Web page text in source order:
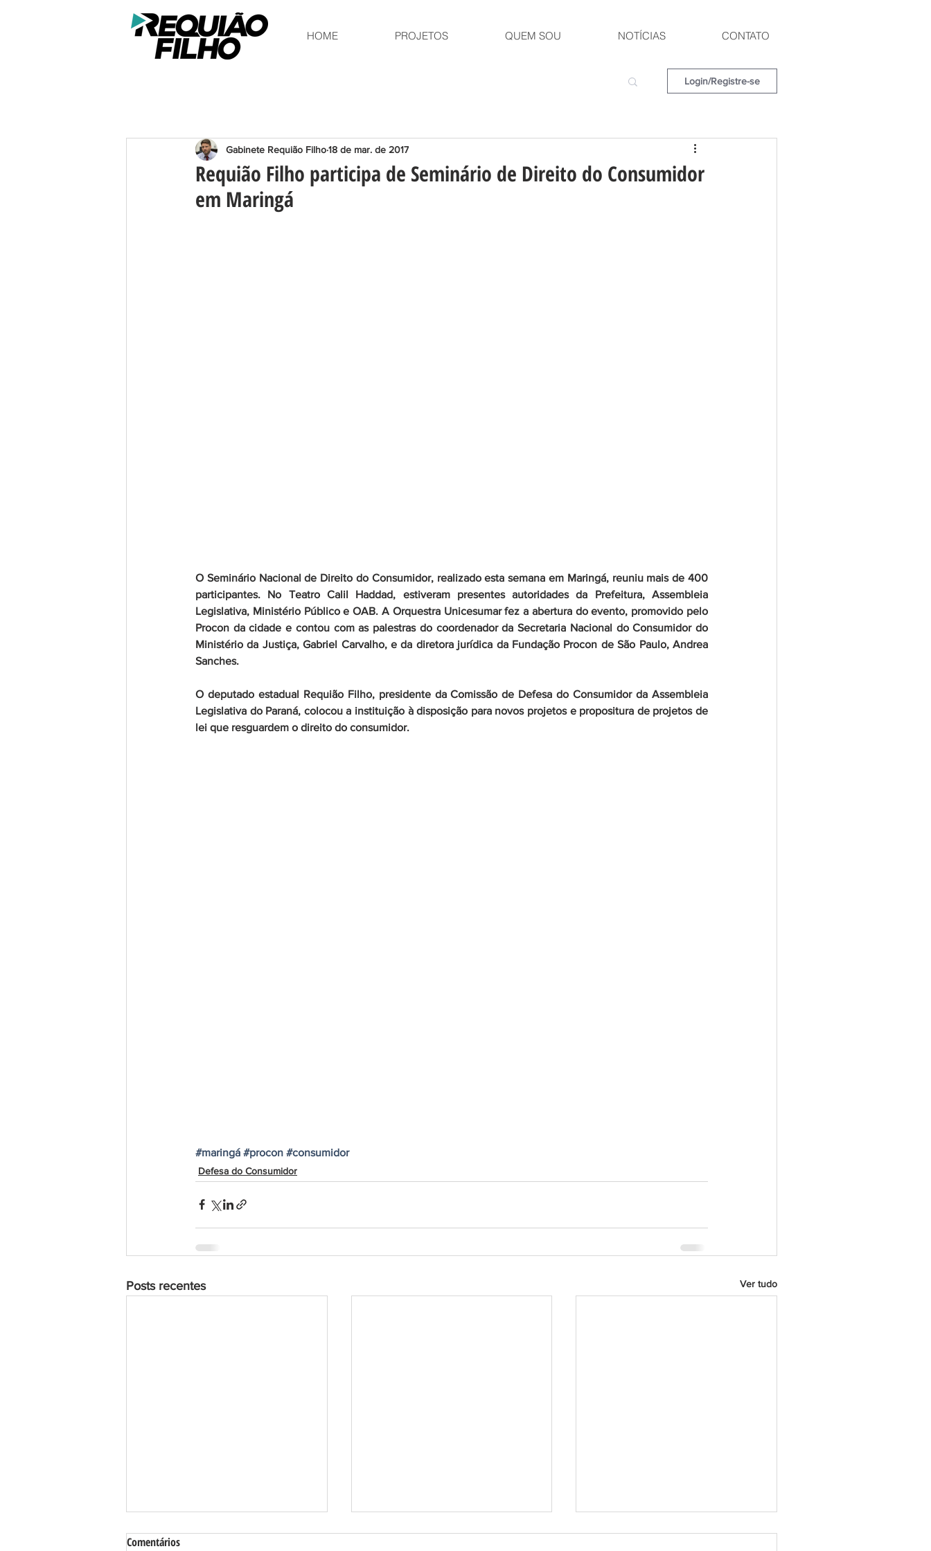
HOME PROJETOS QUEM SOU NOTÍCIAS CONTATO
Login/Registre-se
Requião Filho participa de Seminário de Direito do Consumidor
em Maringá
Gabinete Requião Filho18 de mar. de 2017
O Seminário Nacional de Direito do Consumidor, realizado esta semana em Maringá, reuniu mais de 400
participantes. No Teatro Calil Haddad, estiveram presentes autoridades da Prefeitura, Assembleia
Legislativa, Ministério Público e OAB. A Orquestra Unicesumar fez a abertura do evento, promovido pelo
Procon da cidade e contou com as palestras do coordenador da Secretaria Nacional do Consumidor do
Ministério da Justiça, Gabriel Carvalho, e da diretora jurídica da Fundação Procon de São Paulo, Andrea
Sanches.
O deputado estadual Requião Filho, presidente da Comissão de Defesa do Consumidor da Assembleia
Legislativa do Paraná, colocou a instituição à disposição para novos projetos e propositura de projetos de
lei que resguardem o direito do consumidor.
#maringá #procon #consumidor
Defesa do Consumidor
Posts recentes Ver tudo
Comentários